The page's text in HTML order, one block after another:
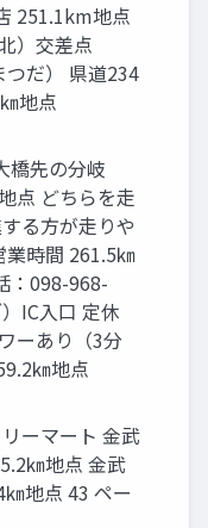
251.1km地点
）交差点
だ） 県道234
地点
橋先の分岐
点 どちらを⾛
る方が⾛りや
業時間 261.5㎞
：098-968-
IC入口 定休
ーあり（3分
㎞地点
ーマート 金武
㎞地点 金武
㎞地点 43 ペー